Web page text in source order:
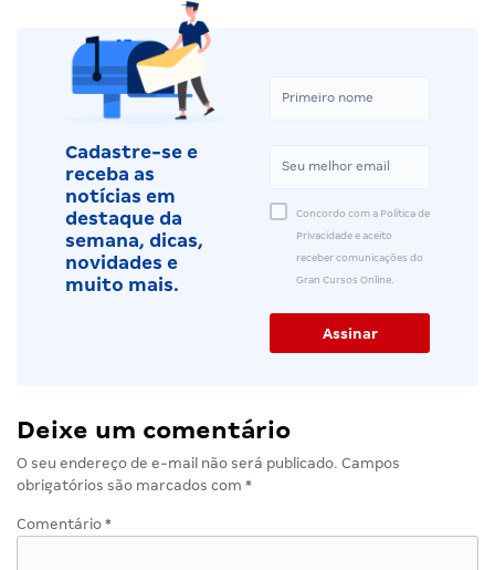
Cadastre-se e
receba as
notícias em
destaque da
semana, dicas,
novidades e
muito mais.
Concordo com a Política de
Privacidade e aceito
receber comunicações do
Gran Cursos Online.
Deixe um comentário
O seu endereço de e-mail não será publicado. Campos
obrigatórios são marcados com *
Comentário *